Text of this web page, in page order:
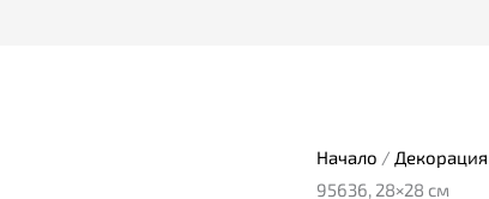
Начало / Декорация
95636, 28×28 см